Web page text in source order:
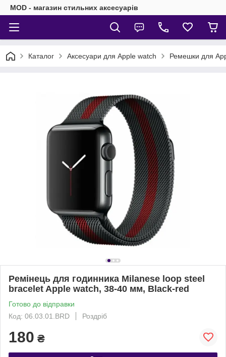
MOD - магазин стильних аксесуарів
Каталог Аксесуари для Apple watch Ремешки для
Ремінець для годинника Milanese loop steel
bracelet Apple watch, 38-40 мм, Black-red
Готово до відправки
Код: 06.03.01.BRD
Роздріб
180 ₴